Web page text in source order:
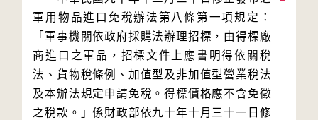
軍用物品進口免稅辦法第八條第一項規定：
「軍事機關依政府採購法辦理招標，由得標廠
商進口之軍品，招標文件上應書明得依關稅
法、貨物稅條例、加值型及非加值型營業稅法
及本辦法規定申請免稅。得標價格應不含免徵
之稅款。」係財政部依九十年十月三十一日修